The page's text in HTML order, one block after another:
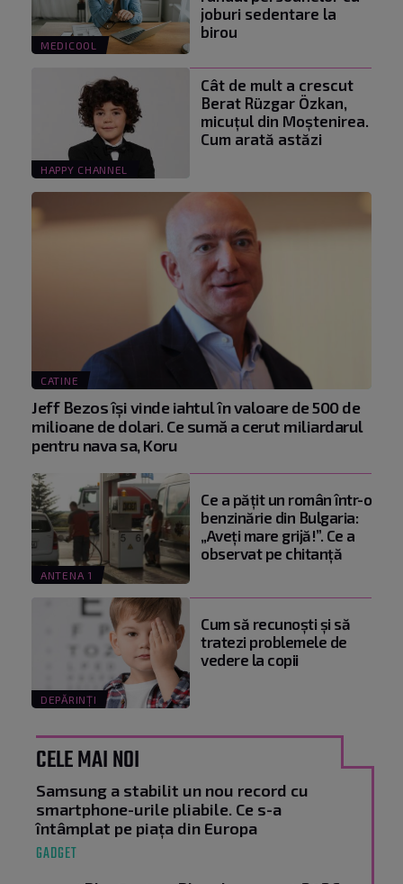
MEDICOOL
joburi sedentare la
birou
HAPPY CHANNEL
Cât de mult a crescut
Berat Rüzgar Özkan,
micuțul din Moștenirea.
Cum arată astăzi
CATINE
Jeff Bezos își vinde iahtul în valoare de 500 de
milioane de dolari. Ce sumă a cerut miliardarul
pentru nava sa, Koru
ANTENA 1
Ce a pățit un român într-o
benzinărie din Bulgaria:
„Aveți mare grijă!”. Ce a
observat pe chitanță
DEPĂRINȚI
Cum să recunoști și să
tratezi problemele de
vedere la copii
CELE MAI NOI
Samsung a stabilit un nou record cu
smartphone-urile pliabile. Ce s-a
întâmplat pe piața din Europa
GADGET